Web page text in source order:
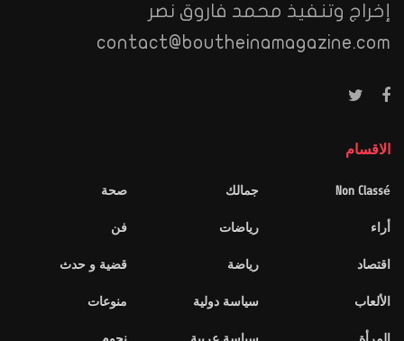
إخراج وتنفيذ محمد فاروق نصر
contact@boutheinamagazine.com
الاقسام
Non Classé
أراء
اقتصاد
الألعاب
جمالك
رياضات
رياضة
سياسة دولية
صحة
فن
قضية و حدث
منوعات